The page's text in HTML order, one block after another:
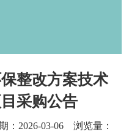
整改方案技术
采购公告
：2026-03-06 浏览量：